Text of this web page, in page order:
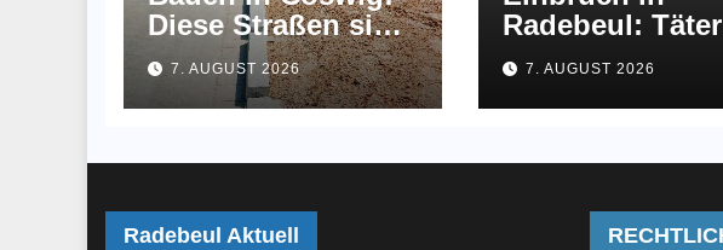
Diese Straßen sind
jetzt fertig
7. AUGUST 2026
Radebeul: Täter
brechen
an Meißner
auf
7. AUGUST 2026
Radebeul Aktuell